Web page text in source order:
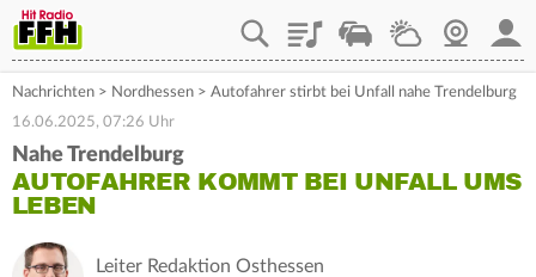
PlaylistStaupilotWetterWebcam
Nachrichten > Nordhessen > Autofahrer stirbt bei Unfall nahe Trendelburg
16.06.2025, 07:26 Uhr
Nahe Trendelburg
AUTOFAHRER KOMMT BEI UNFALL UMS
LEBEN
Leiter Redaktion Osthessen